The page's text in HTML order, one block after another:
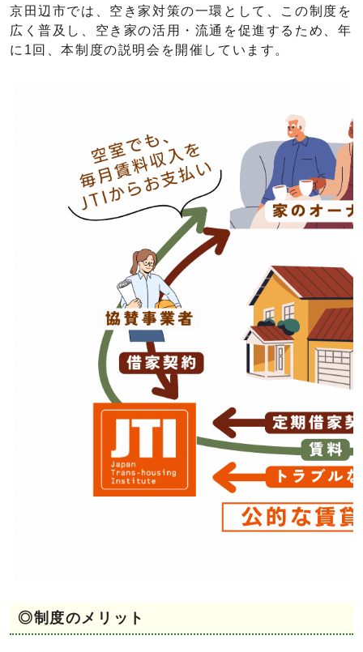
京田辺市では、空き家対策の一環として、この制度を
広く普及し、空き家の活用・流通を促進するため、年
に1回、本制度の説明会を開催しています。
◎制度のメリット